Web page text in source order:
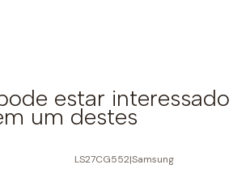
estar interessado
um destes
LS27CG552|Samsung